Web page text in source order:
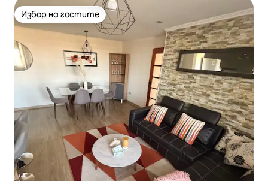
Избор на гостите
Избор на гостите